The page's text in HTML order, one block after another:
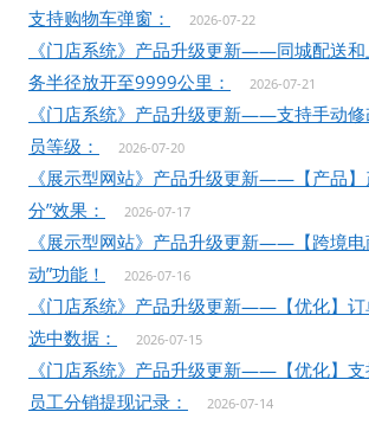
支持购物车弹窗：
2026-07-22
《门店系统》产品升级更新——同城配送
务半径放开至9999公里：
2026-07-21
《门店系统》产品升级更新——支持手动
员等级：
2026-07-20
《展示型网站》产品升级更新——【产品】
分”效果：
2026-07-17
《展示型网站》产品升级更新——【跨境电
动”功能！
2026-07-16
《门店系统》产品升级更新——【优化】
选中数据：
2026-07-15
《门店系统》产品升级更新——【优化】
员工分销提现记录：
2026-07-14